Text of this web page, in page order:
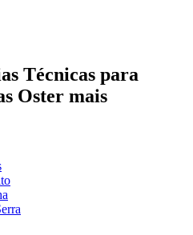
Técnicas para
Oster mais